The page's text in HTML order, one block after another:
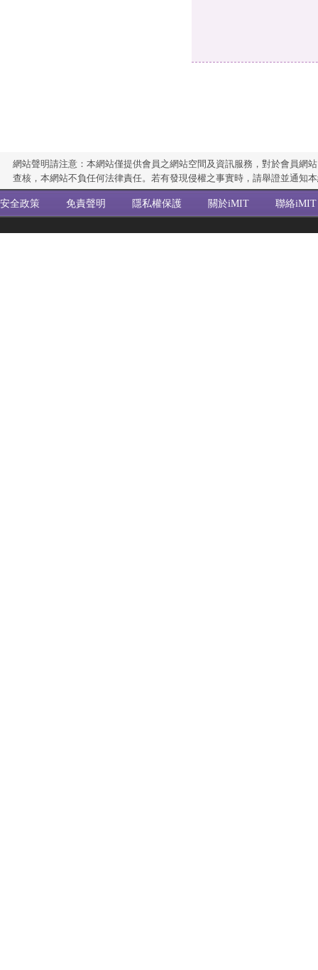
網站聲明請注意：本網站僅提供會員之網站空間及資訊服務，對於會員網
查核，本網站不負任何法律責任。若有發現侵權之事實時，請舉證並通知
安全政策 免責聲明 隱私權保護 關於iMIT 聯絡iMIT